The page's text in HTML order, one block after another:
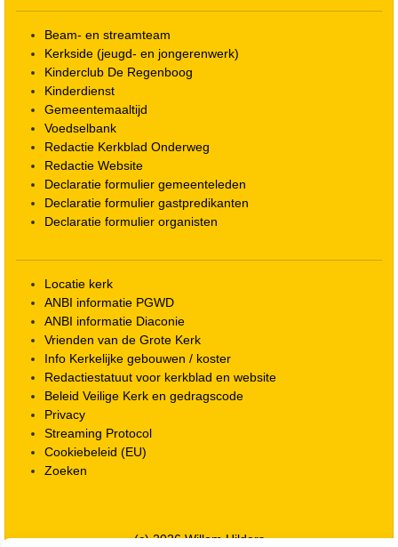
Beam- en streamteam
Kerkside (jeugd- en jongerenwerk)
Kinderclub De Regenboog
Kinderdienst
Gemeentemaaltijd
Voedselbank
Redactie Kerkblad Onderweg
Redactie Website
Declaratie formulier gemeenteleden
Declaratie formulier gastpredikanten
Declaratie formulier organisten
Locatie kerk
ANBI informatie PGWD
ANBI informatie Diaconie
Vrienden van de Grote Kerk
Info Kerkelijke gebouwen / koster
Redactiestatuut voor kerkblad en website
Beleid Veilige Kerk en gedragscode
Privacy
Streaming Protocol
Cookiebeleid (EU)
Zoeken
(c) 2026 Willem Hilders